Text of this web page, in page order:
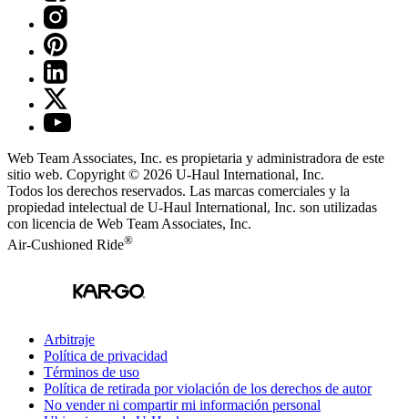
Web Team Associates, Inc. es propietaria y administradora de este
sitio web. Copyright © 2026 U-Haul International, Inc.
Todos los derechos reservados. Las marcas comerciales y la
propiedad intelectual de U-Haul International, Inc. son utilizadas
con licencia de Web Team Associates, Inc.
Air-Cushioned Ride®
Arbitraje
Política de privacidad
Términos de uso
Política de retirada por violación de los derechos de autor
No vender ni compartir mi información personal